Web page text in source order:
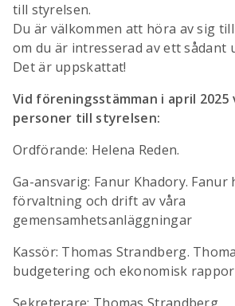
till styrelsen.
Du är välkommen att höra av sig
om du är intresserad av ett sådant
Det är uppskattat!
Vid föreningsstämman i april
personer till styrelsen:
Ordförande: Helena Reden.
Ga-ansvarig: Fanur Khadory. Fanur
förvaltning och drift av våra
gemensamhetsanläggningar
Kassör: Thomas Strandberg.
budgetering och ekonomisk